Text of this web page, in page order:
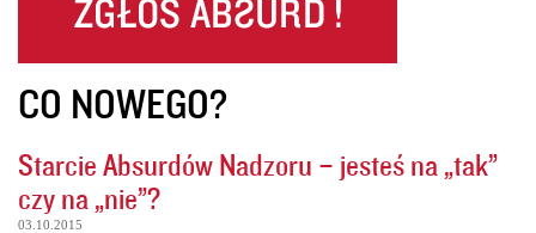
CO NOWEGO?
Starcie Absurdów Nadzoru – jesteś na „tak”
czy na „nie”?
03.10.2015